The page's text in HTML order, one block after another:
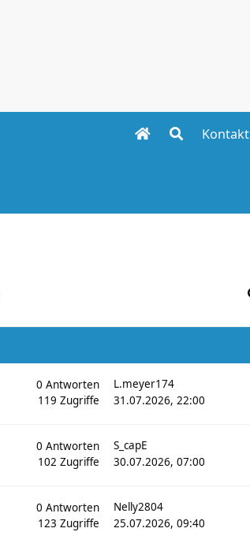
Kontakt
0Antworten
119Zugriffe
L.meyer174
31.07.2026, 22:00
0Antworten
102Zugriffe
S_capE
30.07.2026, 07:00
0Antworten
123Zugriffe
Nelly2804
25.07.2026, 09:40